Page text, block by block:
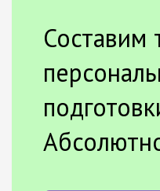
Составим